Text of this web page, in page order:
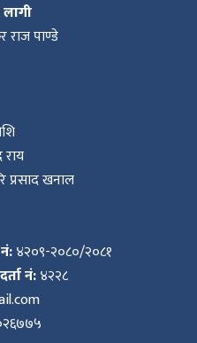
राज पाण्डे
प्रसाद खनाल
४२०९-२०८०/२०८१
नं:४२२८